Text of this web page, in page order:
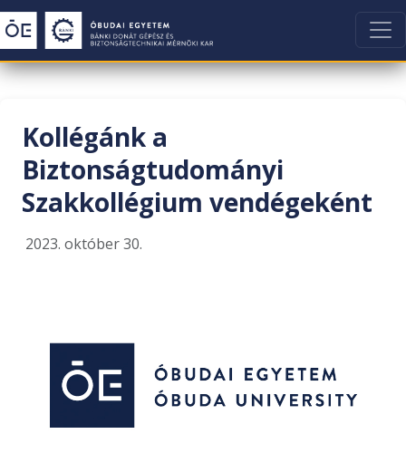
Kollégánk a
Biztonságtudományi
Szakkollégium vendégeként
2023. október 30.